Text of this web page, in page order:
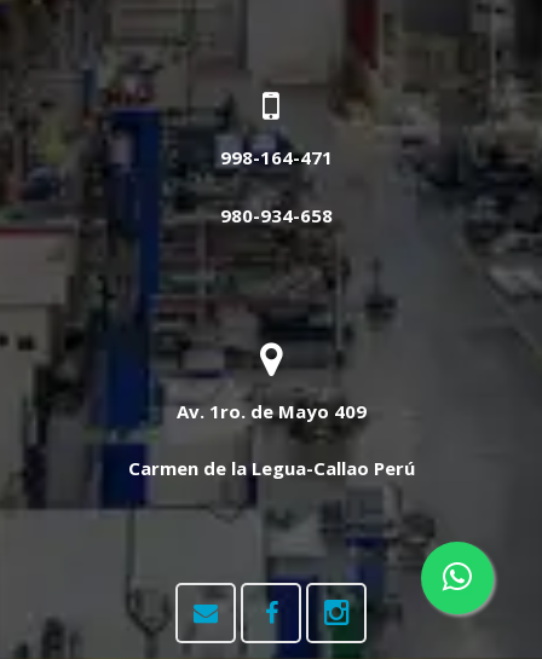
998-164-471
980-934-658
Av. 1ro. de Mayo 409
Carmen de la Legua-Callao Perú